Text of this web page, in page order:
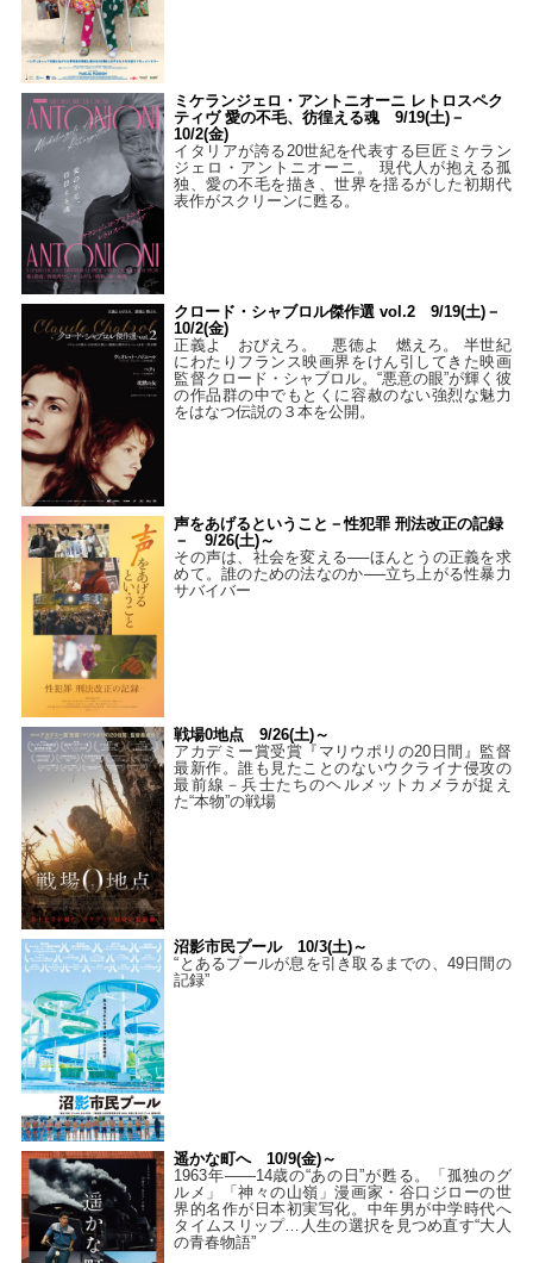
ミケランジェロ・アントニオーニ レトロスペク
ティヴ 愛の不毛、彷徨える魂 9/19(土)－
10/2(金)
イタリアが誇る20世紀を代表する巨匠ミケラン
ジェロ・アントニオーニ。 現代人が抱える孤
独、愛の不毛を描き、世界を揺るがした初期代
表作がスクリーンに甦る。
クロード・シャブロル傑作選 vol.2 9/19(土)－
10/2(金)
正義よ おびえろ。 悪徳よ 燃えろ。 半世紀
にわたりフランス映画界をけん引してきた映画
監督クロード・シャブロル。“悪意の眼”が輝く彼
の作品群の中でもとくに容赦のない強烈な魅力
をはなつ伝説の３本を公開。
声をあげるということ－性犯罪 刑法改正の記録
－ 9/26(土)～
その声は、社会を変える──ほんとうの正義を求
めて。誰のための法なのか──立ち上がる性暴力
サバイバー
戦場0地点 9/26(土)～
アカデミー賞受賞『マリウポリの20日間』監督
最新作。誰も見たことのないウクライナ侵攻の
最前線－兵士たちのヘルメットカメラが捉え
た“本物”の戦場
沼影市民プール 10/3(土)～
“とあるプールが息を引き取るまでの、49日間の
記録”
遥かな町へ 10/9(金)～
1963年――14歳の“あの日”が甦る。「孤独のグ
ルメ」「神々の山嶺」漫画家・谷口ジローの世
界的名作が日本初実写化。中年男が中学時代へ
タイムスリップ…人生の選択を見つめ直す“大人
の青春物語”